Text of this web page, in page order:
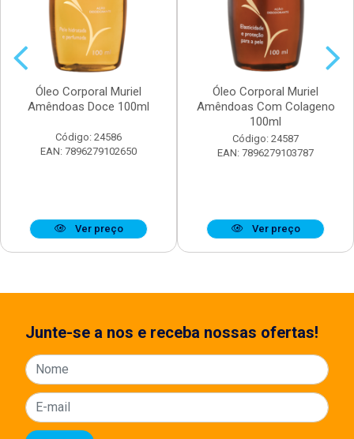
Óleo Corporal Muriel
Amêndoas Doce 100ml
Código: 24586
EAN: 7896279102650
Ver preço
Óleo Corporal Muriel
Amêndoas Com Colageno
100ml
Código: 24587
EAN: 7896279103787
Ver preço
Junte-se a nos e receba nossas ofertas!